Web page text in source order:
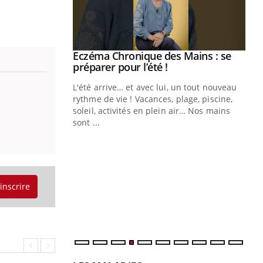
Youtube
Eczéma Chronique des Mains : se
préparer pour l’été !Youtube
L'été arrive… et avec lui, un tout nouveau
rythme de vie ! Vacances, plage, piscine,
soleil, activités en plein air… Nos mains
sont ...